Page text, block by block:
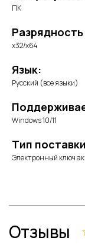
ПК
x32/x64
Язык:
Русский (все языки)
Windows 10/11
Тип
Электронный ключ
Отзывы